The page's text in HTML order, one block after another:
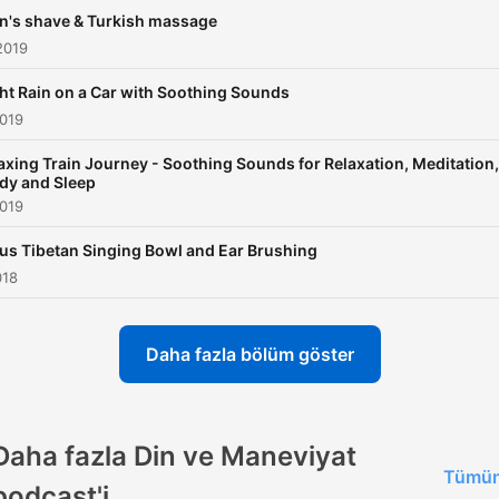
shave & Turkish massage
Rain on a Car with Soothing Sounds
Train Journey - Soothing Sounds for Relaxation, Meditation,
and Sleep
Tibetan Singing Bowl and Ear Brushing
Daha fazla bölüm göster
fazla Din ve Maneviyat